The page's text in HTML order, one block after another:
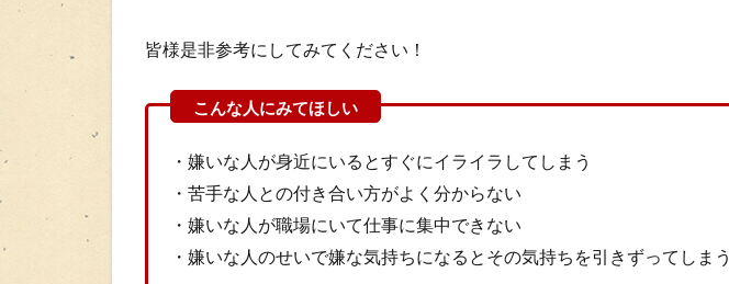
皆様是非参考にしてみてください！
・嫌いな人が身近にいるとすぐにイライラしてしまう
・苦手な人との付き合い方がよく分からない
・嫌いな人が職場にいて仕事に集中できない
・嫌いな人のせいで嫌な気持ちになるとその気持ちを引きずってしまう